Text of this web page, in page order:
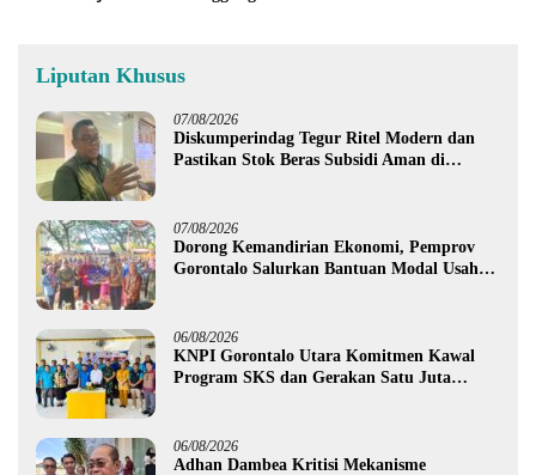
Liputan Khusus
07/08/2026
Diskumperindag Tegur Ritel Modern dan
Pastikan Stok Beras Subsidi Aman di
07/08/2026
Dorong Kemandirian Ekonomi, Pemprov
Gorontalo Salurkan Bantuan Modal Usaha
06/08/2026
KNPI Gorontalo Utara Komitmen Kawal
Program SKS dan Gerakan Satu Juta
06/08/2026
Adhan Dambea Kritisi Mekanisme